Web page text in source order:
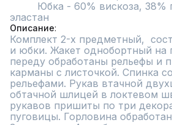
эластан
Описание
Комплект 2-х предметный,
и юбки. Жакет однобортный на
переду обработаны рельефы и
карманы с листочкой. Спинка
рельефами. Рукав втачной
обтачной шлицей в локтевом
рукавов пришиты по три
пуговицы. Горловина